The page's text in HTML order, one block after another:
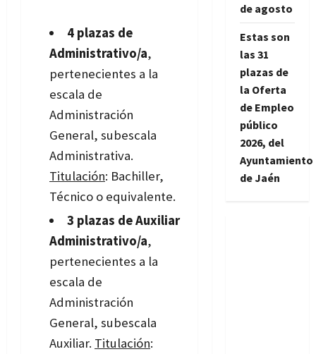
4 plazas de
Administrativo/a,
pertenecientes a la
escala de
Administración
General, subescala
Administrativa.
Titulación: Bachiller,
Técnico o equivalente.
3 plazas de Auxiliar
Administrativo/a,
pertenecientes a la
escala de
Administración
General, subescala
Auxiliar. Titulación:
de agosto
Estas son
las 31
plazas de
la Oferta
de Empleo
público
2026, del
Ayuntamiento
de Jaén